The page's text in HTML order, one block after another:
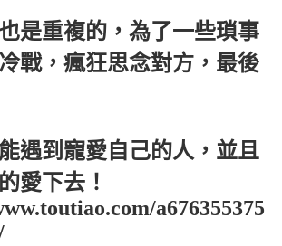
是重複的，為了一些瑣事
戰，瘋狂思念對方，最後
遇到寵愛自己的人，並且
愛下去！
a676355375